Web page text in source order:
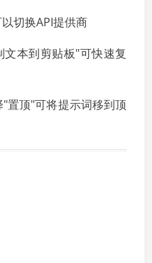
切换API提供商
本到剪贴板"可快速复
置顶"可将提示词移到顶